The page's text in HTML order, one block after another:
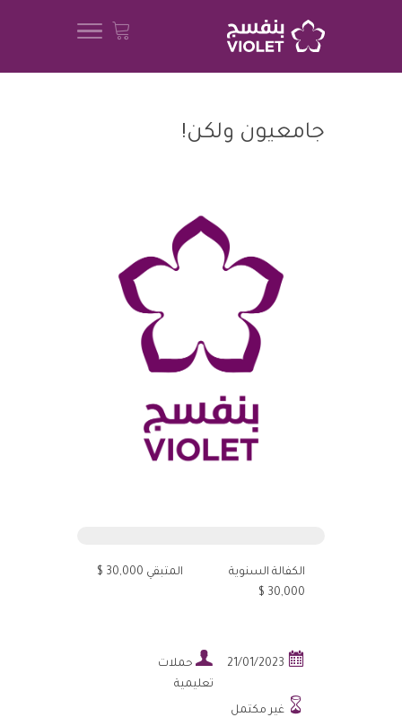
جامعيون ولكن!
الكفالة السنوية
30,000 $
المتبقي 30,000 $

21/01/2023
 حملات
تعليمية
 غير مكتمل